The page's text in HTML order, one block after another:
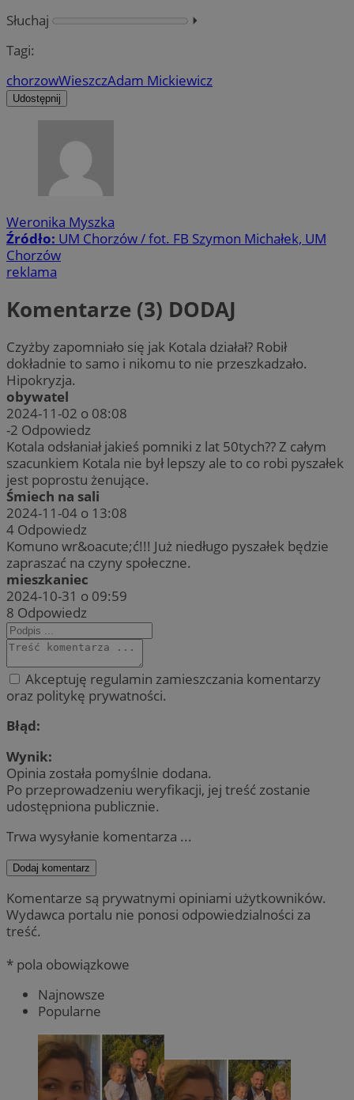
Słuchaj
⏵︎
Tagi:
chorzowWieszczAdam Mickiewicz
Udostępnij
Weronika Myszka
Źródło: UM Chorzów / fot. FB Szymon Michałek, UM
Chorzów
reklama
Komentarze (3) DODAJ
Czyżby zapomniało się jak Kotala działał? Robił
dokładnie to samo i nikomu to nie przeszkadzało.
Hipokryzja.
obywatel
2024-11-02 o 08:08
-2 Odpowiedz
Kotala odsłaniał jakieś pomniki z lat 50tych?? Z całym
szacunkiem Kotala nie był lepszy ale to co robi pyszałek
jest poprostu żenujące.
Śmiech na sali
2024-11-04 o 13:08
4 Odpowiedz
Komuno wr&oacute;ć!!! Już niedługo pyszałek będzie
zapraszać na czyny społeczne.
mieszkaniec
2024-10-31 o 09:59
8 Odpowiedz
Akceptuję regulamin zamieszczania komentarzy
oraz politykę prywatności.
Błąd:
Wynik:
Opinia została pomyślnie dodana.
Po przeprowadzeniu weryfikacji, jej treść zostanie
udostępniona publicznie.
Trwa wysyłanie komentarza ...
Dodaj komentarz
Komentarze są prywatnymi opiniami użytkowników.
Wydawca portalu nie ponosi odpowiedzialności za
treść.
* pola obowiązkowe
Najnowsze
Popularne